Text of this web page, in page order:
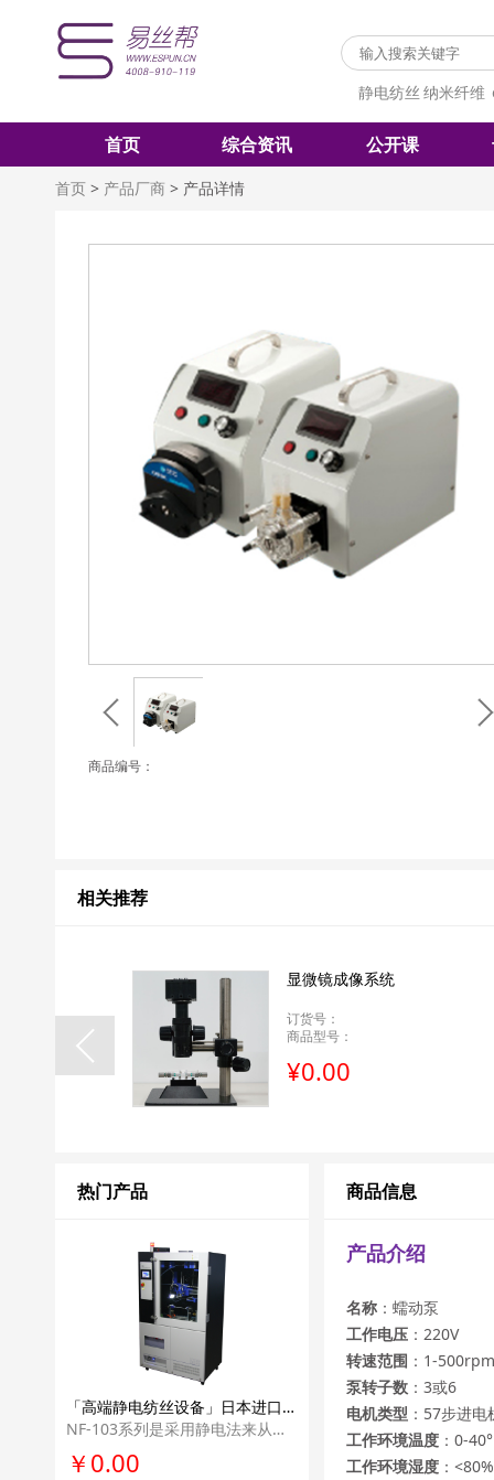
静电纺丝 纳米纤维
首页 综合资讯 公开课
首页 > 产品厂商 > 产品详情
商品编号：
相关推荐
显微镜成像系统
订货号：
商品型号：
¥0.00
商品信息
产品介绍
名称 ：蠕动泵
工作电压 ：220V
转速范围 ：1-500rpm
泵转子数 ：3或6
电机类型 ：57步进电
工作环境温度 ：0-40°
工作环境湿度 ：<80%
热门产品
「高端静电纺丝设备」日本进口MECC纳米静电纺丝机NF-103高端高校纳米纤维静电纺丝科研单位实验室设备
NF-103系列是采用静电法来从事纳米纤维纺织的高端机型。 可升级，并具有世界 上最先进纳米纤维纺丝技术的设备。
￥0.00